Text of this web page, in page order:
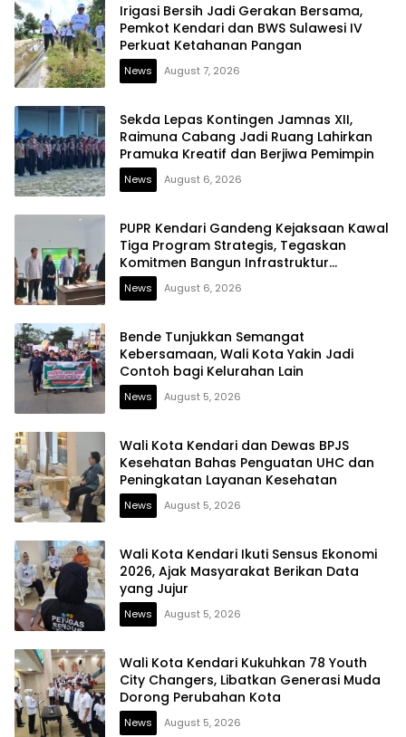
Irigasi Bersih Jadi Gerakan Bersama,
Pemkot Kendari dan BWS Sulawesi IV
Perkuat Ketahanan Pangan
News August 7, 2026
Sekda Lepas Kontingen Jamnas XII,
Raimuna Cabang Jadi Ruang Lahirkan
Pramuka Kreatif dan Berjiwa Pemimpin
News August 6, 2026
PUPR Kendari Gandeng Kejaksaan Kawal
Tiga Program Strategis, Tegaskan
Komitmen Bangun Infrastruktur
Berintegritas
News August 6, 2026
Bende Tunjukkan Semangat
Kebersamaan, Wali Kota Yakin Jadi
Contoh bagi Kelurahan Lain
News August 5, 2026
Wali Kota Kendari dan Dewas BPJS
Kesehatan Bahas Penguatan UHC dan
Peningkatan Layanan Kesehatan
News August 5, 2026
Wali Kota Kendari Ikuti Sensus Ekonomi
2026, Ajak Masyarakat Berikan Data
yang Jujur
News August 5, 2026
Wali Kota Kendari Kukuhkan 78 Youth
City Changers, Libatkan Generasi Muda
Dorong Perubahan Kota
News August 5, 2026